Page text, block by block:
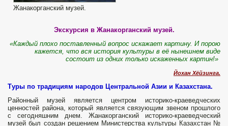
Жанакорганский музей.
Экскурсия в Жанакорганский музей.
«Каждый плохо поставленный вопрос искажает картину. И порою
кажется, что вся история культуры в её нынешнем виде
состоит из одних только искаженных картин!»
Йохан Хёйзинга.
Туры по традициям народов Центральной Азии и Казахстана.
Районный музей является центром историко-краеведческих
ценностей района, который является связующим звеном прошлого
с сегодняшним днем. Жанакорганский историко-краеведческий
музей был создан решением Министерства культуры Казахстан №